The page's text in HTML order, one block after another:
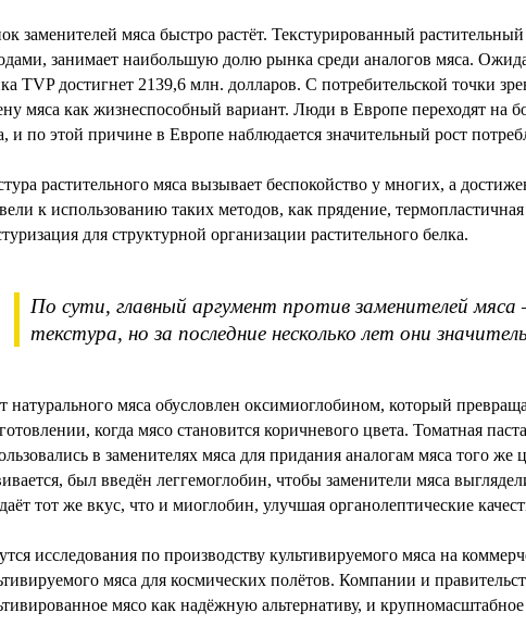
заменителей мяса быстро растёт. Текстурированный
занимает наибольшую долю рынка среди аналогов мяса.
TVP достигнет 2139,6 млн. долларов. С потребительской точки
мяса как жизнеспособный вариант. Люди в Европе переходят на
и по этой причине в Европе наблюдается значительный рост
растительного мяса вызывает беспокойство у многих, а
к использованию таких методов, как прядение, термопластичная
для структурной организации растительного белка.
По сути, главный аргумент против заменителей мяса
текстура, но за последние несколько лет они
натурального мяса обусловлен оксимиоглобином, который
когда мясо становится коричневого цвета. Томатная
в заменителях мяса для придания аналогам мяса того же
был введён леггемоглобин, чтобы заменители мяса
тот же вкус, что и миоглобин, улучшая органолептические
исследования по производству культивируемого мяса на
мяса для космических полётов. Компании и
мясо как надёжную альтернативу, и